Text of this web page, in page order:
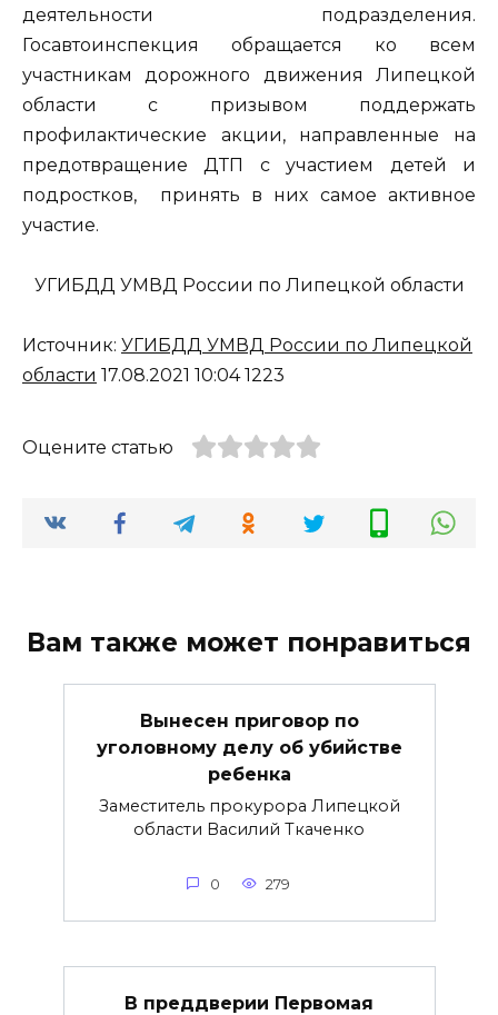
деятельности подразделения.
Госавтоинспекция обращается ко всем
участникам дорожного движения Липецкой
области с призывом поддержать
профилактические акции, направленные на
предотвращение ДТП с участием детей и
подростков, принять в них самое активное
участие.
УГИБДД УМВД России по Липецкой области
Источник: УГИБДД УМВД России по Липецкой
области 17.08.2021 10:04 1223
Оцените статью
Вам также может понравиться
Вынесен приговор по
уголовному делу об убийстве
ребенка
Заместитель прокурора Липецкой
области Василий Ткаченко
0 279
В преддверии Первомая